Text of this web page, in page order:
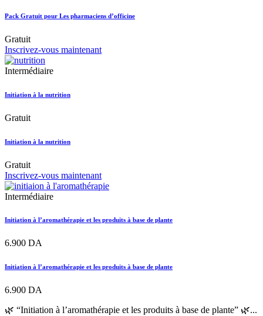
Pack Gratuit pour Les pharmaciens d’officine
Gratuit
Inscrivez-vous maintenant
Intermédiaire
Initiation à la nutrition
Gratuit
Initiation à la nutrition
Gratuit
Inscrivez-vous maintenant
Intermédiaire
Initiation à l’aromathérapie et les produits à base de plante
6.900 DA
Initiation à l’aromathérapie et les produits à base de plante
6.900 DA
🌿 “Initiation à l’aromathérapie et les produits à base de plante” 🌿...